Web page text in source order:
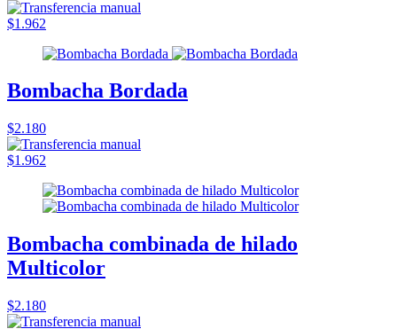
$1.962
Bombacha Bordada
$2.180
$1.962
Bombacha combinada de hilado
Multicolor
$2.180